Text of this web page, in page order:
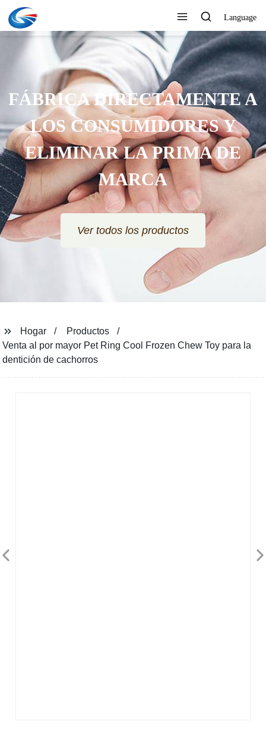
Language
FÁBRICA DIRECTAMENTE A
LOS CONSUMIDORES Y
ELIMINAR LA PRIMA DE
MARCA
Ver todos los productos
Hogar
Productos
Venta al por mayor Pet Ring Cool Frozen Chew Toy para la
dentición de cachorros